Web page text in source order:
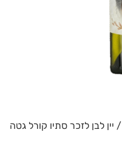
/ יין לבן לזכר סתיו קורל גטה